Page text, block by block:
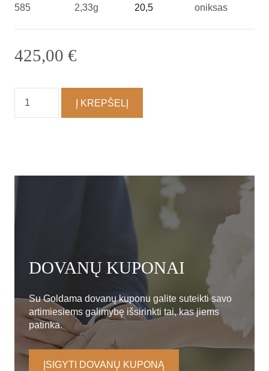
585
2,33g
20,5
oniksas
425,00 €
kiekis:
Žiedas
Į KREPŠELĮ
DOVANŲ KUPONAI
Su Goldama dovanų kuponu galite suteikti savo
artimiesiems galimybę išsirinkti tai, kas jiems
patinka.
ĮSIGYTI DOVANŲ KUPONĄ